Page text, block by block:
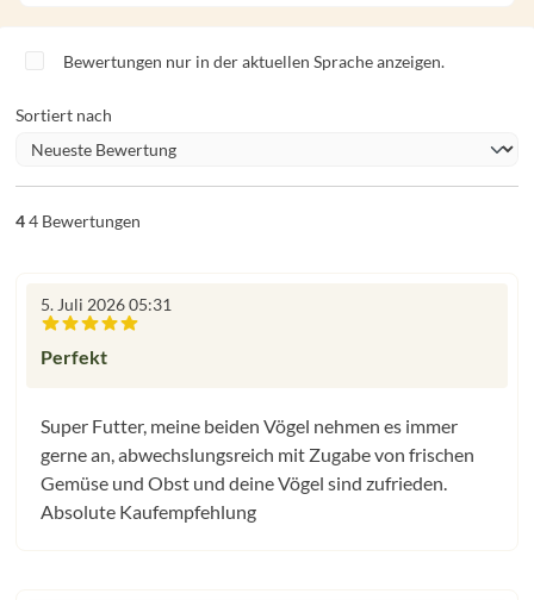
Bewertungen nur in der aktuellen Sprache anzeigen.
Sortiert nach
44 Bewertungen
5. Juli 2026 05:31
Perfekt
Super Futter, meine beiden Vögel nehmen es immer
gerne an, abwechslungsreich mit Zugabe von frischen
Gemüse und Obst und deine Vögel sind zufrieden.
Absolute Kaufempfehlung